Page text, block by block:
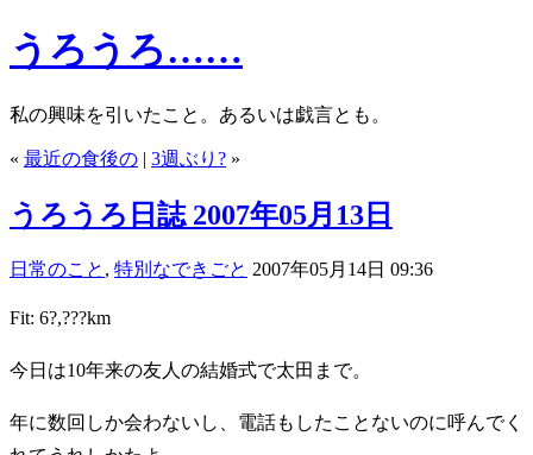
うろうろ……
私の興味を引いたこと。あるいは戯言とも。
« 最近の食後の | 3週ぶり? »
うろうろ日誌 2007年05月13日
日常のこと , 特別なできごと 2007年05月14日 09:36
Fit: 6?,???km
今日は10年来の友人の結婚式で太田まで。
年に数回しか会わないし、電話もしたことないのに呼んでく